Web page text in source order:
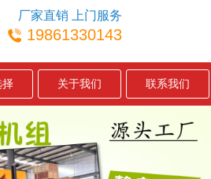
厂家直销 上门服务
19861330143
择 关于我们 联系我们